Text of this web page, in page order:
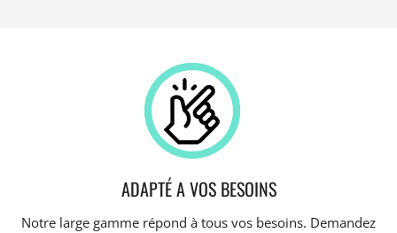
ADAPTÉ A VOS BESOINS
Notre large gamme répond à tous vos besoins. Demandez